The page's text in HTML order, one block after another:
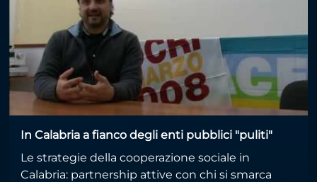
In Calabria a fianco degli enti pubblici "puliti"
Le strategie della cooperazione sociale in
Calabria: partnership attive con chi si smarca